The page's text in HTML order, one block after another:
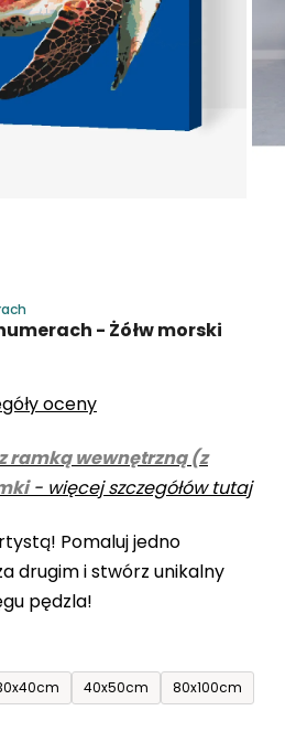
ramką wewnętrzną (z
- więcej szczegółów tutaj
Pomaluj jedno
drugim i stwórz unikalny
pędzla!
40x50cm 80x100cm
- Żółw morski
oceny